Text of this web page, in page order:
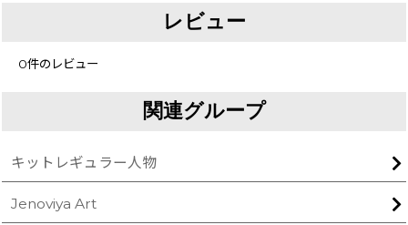
レビュー
0件のレビュー
関連グループ
キットレギュラー人物
Jenoviya Art